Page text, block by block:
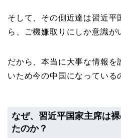
そして、その側近達は習近平
ら、ご機嫌取りにしか意識が
だから、本当に大事な情報を
いため今の中国になっている
なぜ、習近平国家主席は
たのか？